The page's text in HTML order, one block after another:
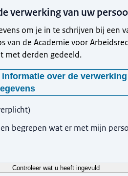
verwerking van uw
om je in te schrijven bij een
van de Academie voor
met derden gedeeld.
informatie over de
gegevens om je in te schrijven. De
)
begrepen wat er met mijn
Controleer wat u heeft ingevuld